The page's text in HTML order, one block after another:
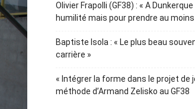
Olivier Frapolli (GF38) : « A
humilité mais pour prendre au
Baptiste Isola : « Le plus beau
carrière »
« Intégrer la forme dans le projet de
méthode d’Armand Zelisko au GF38